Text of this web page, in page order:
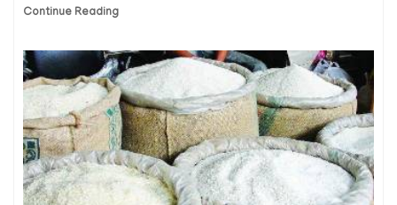
Continue Reading